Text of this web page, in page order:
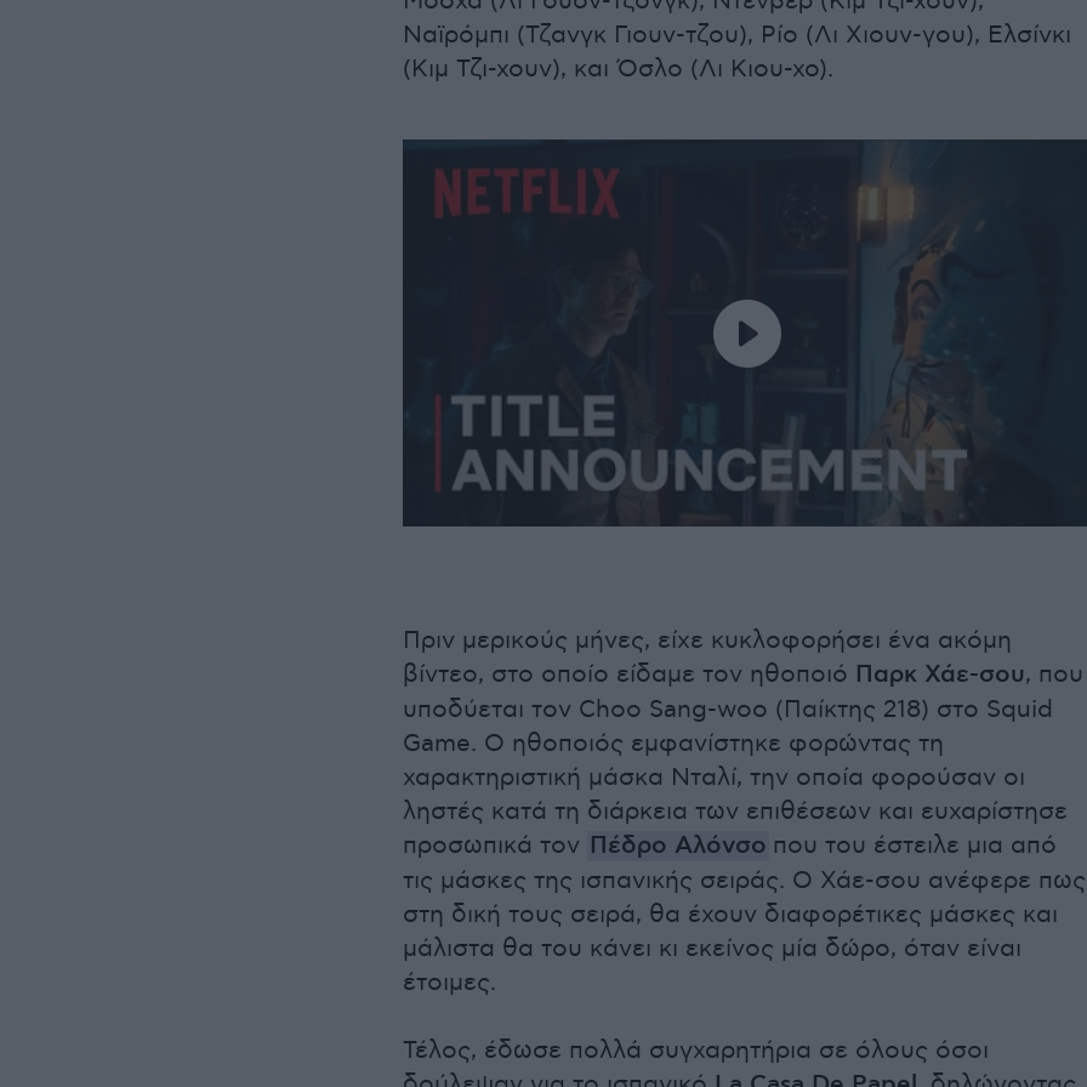
Ναϊρόμπι (Τζανγκ Γιουν-τζου), Ρίο (Λι Χιουν-γου), Ελσίνκι
(Κιμ Τζι-χουν), και Όσλο (Λι Κιου-χο).
Πριν μερικούς μήνες, είχε κυκλοφορήσει ένα ακόμη
βίντεο, στο οποίο είδαμε τον ηθοποιό Παρκ Χάε-σου, που
υποδύεται τον Choo Sang-woo (Παίκτης 218) στο Squid
Game. Ο ηθοποιός εμφανίστηκε φορώντας τη
χαρακτηριστική μάσκα Νταλί, την οποία φορούσαν οι
ληστές κατά τη διάρκεια των επιθέσεων και ευχαρίστησε
προσωπικά τον Πέδρο Αλόνσο που του έστειλε μια από
τις μάσκες της ισπανικής σειράς. Ο Χάε-σου ανέφερε πως
στη δική τους σειρά, θα έχουν διαφορέτικες μάσκες και
μάλιστα θα του κάνει κι εκείνος μία δώρο, όταν είναι
έτοιμες.
Τέλος, έδωσε πολλά συγχαρητήρια σε όλους όσοι